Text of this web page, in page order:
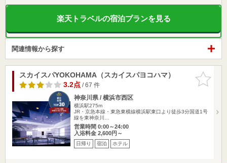
楽天トラベルの宿泊プランを見る
関連情報から探す
お気に入
りに追加
スカイスパYOKOHAMA（スカイスパヨコハマ）
3.2点/ 67 件
神奈川県 / 横浜市西区
横浜駅275m
JR・京急本線・東急東横線横浜駅東口より徒歩3分国道1号
線を東神奈川…
営業時間 0:00～24:00
入浴料金 2,600円～
日帰り 宿泊 ホテル